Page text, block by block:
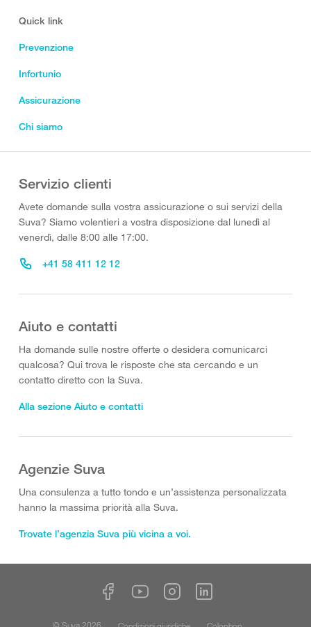
Quick link
Prevenzione
Infortunio
Assicurazione
Chi siamo
Servizio clienti
Avete domande sulla vostra assicurazione o sui servizi della
Suva? Siamo volentieri a vostra disposizione dal lunedì al
venerdì, dalle 8:00 alle 17:00.
+41 58 411 12 12
Aiuto e contatti
Ha domande sulle nostre offerte o desidera comunicarci
qualcosa? Qui trova le risposte che sta cercando e un
contatto diretto con la Suva.
Alla sezione Aiuto e contatti
Agenzie Suva
Una consulenza a tutto tondo e un’assistenza personalizzata
hanno la massima priorità alla Suva.
Trovate l’agenzia Suva più vicina a voi.